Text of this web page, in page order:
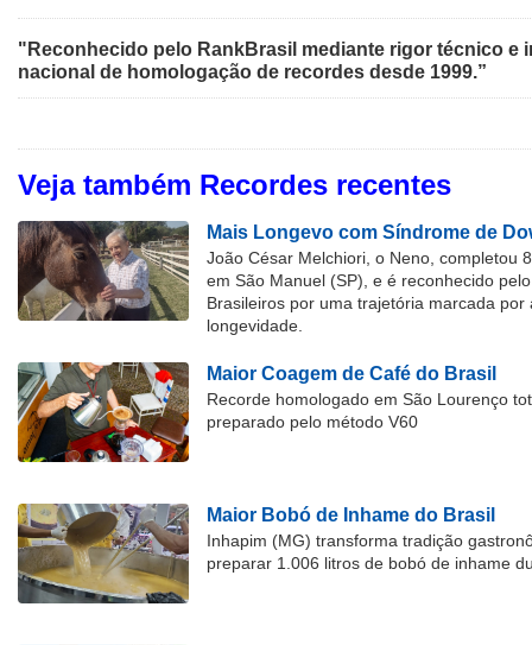
"Reconhecido pelo RankBrasil mediante rigor técnico e
nacional de homologação de recordes desde 1999.”
Veja também Recordes recentes
Mais Longevo com Síndrome de
João César Melchiori, o Neno, completou
em São Manuel (SP), e é reconhecido
Brasileiros por uma trajetória marcada por
longevidade.
Maior Coagem de Café do Brasil
Recorde homologado em São Lourenço
preparado pelo método V60
Maior Bobó de Inhame do Brasil
Inhapim (MG) transforma tradição
preparar 1.006 litros de bobó de inhame